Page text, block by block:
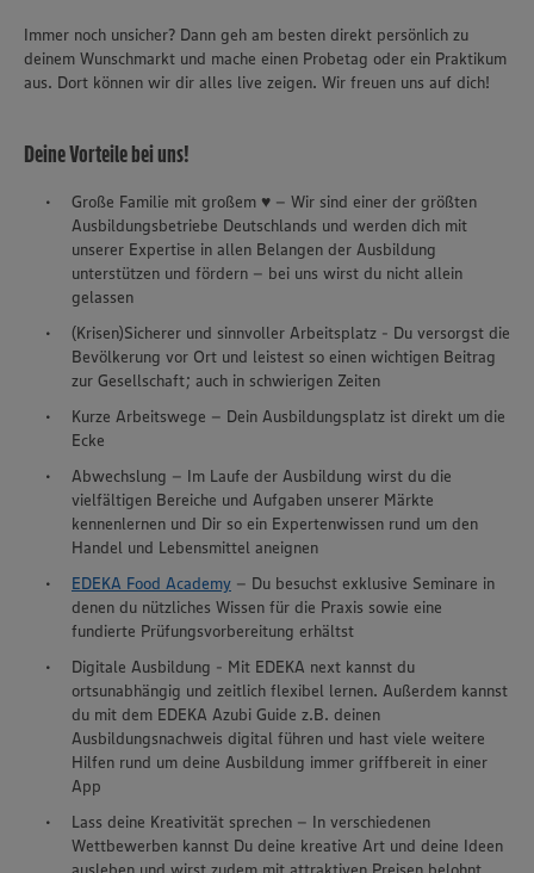
Wir setzen Cookies und andere Technologien ein, um Ihnen
ein bestmögliches Nutzungserlebnis unserer Website zu
Immer noch unsicher? Dann geh am besten direkt persönlich zu
deinem Wunschmarkt und mache einen Probetag oder ein Praktikum
aus. Dort können wir dir alles live zeigen. Wir freuen uns auf dich!
Deine Vorteile bei uns!
Große Familie mit großem ♥ – Wir sind einer der größten
Ausbildungsbetriebe Deutschlands und werden dich mit
unserer Expertise in allen Belangen der Ausbildung
unterstützen und fördern – bei uns wirst du nicht allein
gelassen
(Krisen)Sicherer und sinnvoller Arbeitsplatz - Du versorgst die
Bevölkerung vor Ort und leistest so einen wichtigen Beitrag
zur Gesellschaft; auch in schwierigen Zeiten
Kurze Arbeitswege – Dein Ausbildungsplatz ist direkt um die
Ecke
Abwechslung – Im Laufe der Ausbildung wirst du die
vielfältigen Bereiche und Aufgaben unserer Märkte
kennenlernen und Dir so ein Expertenwissen rund um den
Handel und Lebensmittel aneignen
EDEKA Food Academy – Du besuchst exklusive Seminare in
denen du nützliches Wissen für die Praxis sowie eine
fundierte Prüfungsvorbereitung erhältst
Digitale Ausbildung - Mit EDEKA next kannst du
ortsunabhängig und zeitlich flexibel lernen. Außerdem kannst
du mit dem EDEKA Azubi Guide z.B. deinen
Ausbildungsnachweis digital führen und hast viele weitere
Hilfen rund um deine Ausbildung immer griffbereit in einer
App
Lass deine Kreativität sprechen – In verschiedenen
Wettbewerben kannst Du deine kreative Art und deine Ideen